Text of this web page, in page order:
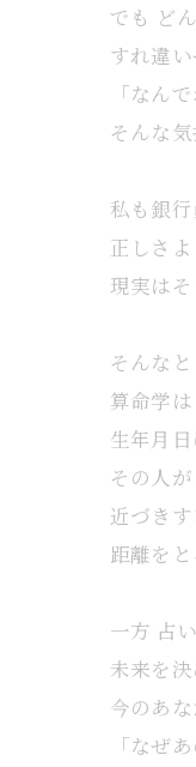
でも ど
すれ違
「なん
そんな
私も銀
正しさ
現実は
そんな
算命学
生年月
その人
近づき
距離を
一方 占
未来を
今のあ
「なぜ